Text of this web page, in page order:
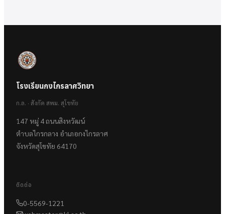
โรงเรียนกงไกรลาศวิทยา
ก.ล. · สังกัด สพม. สุโขทัย
147 หมู่ 4 ถนนสิงหวัฒน์
ตำบลไกรกลาง อำเภอกงไกรลาศ
จังหวัดสุโขทัย 64170
ติดต่อ
0-5569-1221